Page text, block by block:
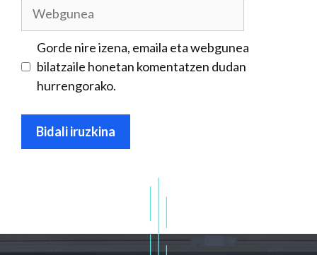
Gorde nire izena, emaila eta webgunea
bilatzaile honetan komentatzen dudan
hurrengorako.